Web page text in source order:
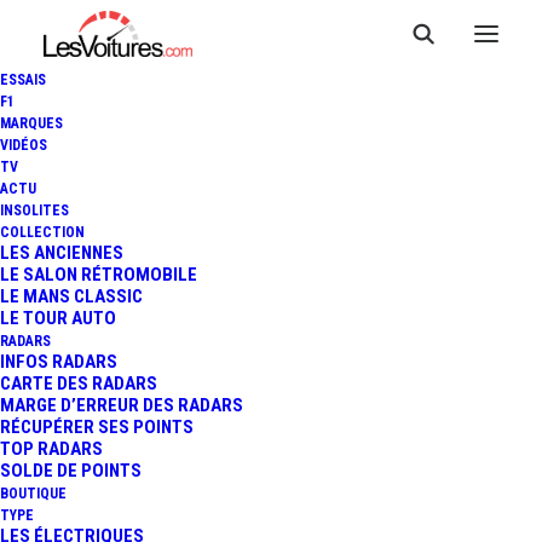
ESSAIS
F1
MARQUES
VIDÉOS
TV
ACTU
INSOLITES
COLLECTION
LES ANCIENNES
LE SALON RÉTROMOBILE
LE MANS CLASSIC
LE TOUR AUTO
RADARS
INFOS RADARS
CARTE DES RADARS
MARGE D’ERREUR DES RADARS
RÉCUPÉRER SES POINTS
TOP RADARS
SOLDE DE POINTS
BOUTIQUE
TYPE
LES ÉLECTRIQUES